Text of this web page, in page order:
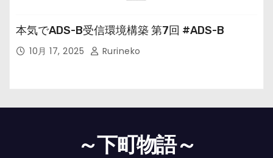
本気でADS-B受信環境構築 第7回 #ADS-B
10月 17, 2025 Rurineko
～下町物語～